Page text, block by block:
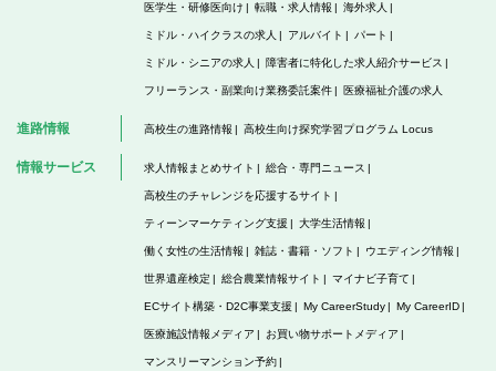
医学生・研修医向け 転職・求人情報 海外求人
ミドル・ハイクラスの求人 アルバイト パート
ミドル・シニアの求人 障害者に特化した求人紹介サービス
フリーランス・副業向け業務委託案件 医療福祉介護の求人
進路情報 高校生の進路情報 高校生向け探究学習プログラム Locus
情報サービス 求人情報まとめサイト 総合・専門ニュース
高校生のチャレンジを応援するサイト
ティーンマーケティング支援 大学生活情報
働く女性の生活情報 雑誌・書籍・ソフト ウエディング情報
世界遺産検定 総合農業情報サイト マイナビ子育て
ECサイト構築・D2C事業支援 My CareerStudy My CareerID
医療施設情報メディア お買い物サポートメディア
マンスリーマンション予約